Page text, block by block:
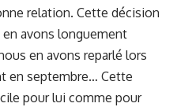
relation. Cette décision
avons longuement
en avons reparlé lors
en septembre… Cette
pour lui comme pour